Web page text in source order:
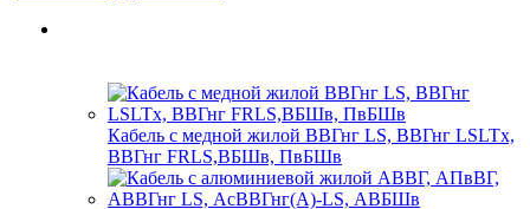
Кабель с медной жилой ВВГнг LS, ВВГнг LSLTx,
ВВГнг FRLS,ВБШв, ПвБШв